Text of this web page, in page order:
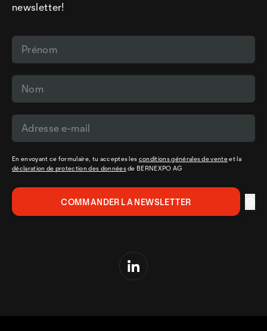
newsletter!
En envoyant ce formulaire, tu acceptes les conditions générales de venteet la
déclaration de protection des donnéesde BERNEXPO AG